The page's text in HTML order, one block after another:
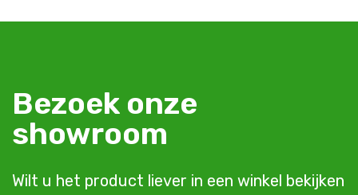
Bezoek onze
showroom
Wilt u het product liever in een winkel bekijken